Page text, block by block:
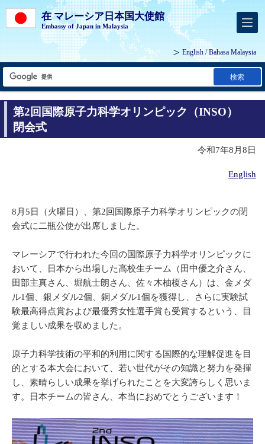
在 マレーシア日本国大使館
Embassy of Japan in Malaysia
English/Bahasa Malaysia
検索
第2回国際原子力科学オリンピック（INSO）
閉会式
令和7年8月8日
English
8月5日（火曜日）、第2回国際原子力科学オリンピックの閉
会式に二瓶公使が出席しました。
マレーシアで行われた今回の国際原子力科学オリンピックに
おいて、日本から出場した高校生チーム（田中優之介さん、
田部主真さん、堀航士朗さん、佐々木柚榎さん）は、金メダ
ル1個、銀メダル2個、銅メダル1個を獲得し、さらに実験試
験最高得点賞および最優秀女性選手賞も受賞するという、目
覚ましい成果を収めました。
原子力科学技術の平和的利用に関する国際的な理解促進を目
的とする本大会において、若い世代がその知識と努力を発揮
し、素晴らしい成果を挙げられたことを大変誇らしく思いま
す。日本チームの皆さん、本当におめでとうございます！